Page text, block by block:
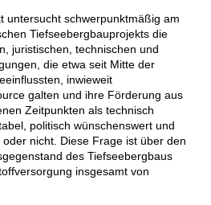
untersucht schwerpunktmäßig am
Tiefseebergbauprojekts die
juristischen, technischen und
die etwa seit Mitte der
inwieweit
galten und ihre Förderung aus
Zeitpunkten als technisch
politisch wünschenswert und
nicht. Diese Frage ist über den
des Tiefseebergbaus
insgesamt von